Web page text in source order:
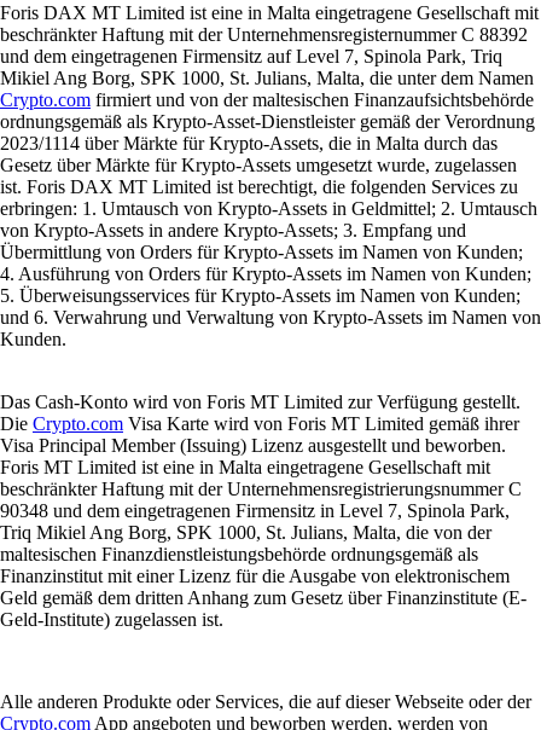
Foris DAX MT Limited ist eine in Malta eingetragene Gesellschaft mit
beschränkter Haftung mit der Unternehmensregisternummer C 88392
und dem eingetragenen Firmensitz auf Level 7, Spinola Park, Triq
Mikiel Ang Borg, SPK 1000, St. Julians, Malta, die unter dem Namen
Crypto.com firmiert und von der maltesischen Finanzaufsichtsbehörde
ordnungsgemäß als Krypto-Asset-Dienstleister gemäß der Verordnung
2023/1114 über Märkte für Krypto-Assets, die in Malta durch das
Gesetz über Märkte für Krypto-Assets umgesetzt wurde, zugelassen
ist. Foris DAX MT Limited ist berechtigt, die folgenden Services zu
erbringen: 1. Umtausch von Krypto-Assets in Geldmittel; 2. Umtausch
von Krypto-Assets in andere Krypto-Assets; 3. Empfang und
Übermittlung von Orders für Krypto-Assets im Namen von Kunden;
4. Ausführung von Orders für Krypto-Assets im Namen von Kunden;
5. Überweisungsservices für Krypto-Assets im Namen von Kunden;
und 6. Verwahrung und Verwaltung von Krypto-Assets im Namen von
Kunden.
Das Cash-Konto wird von Foris MT Limited zur Verfügung gestellt.
Die Crypto.com Visa Karte wird von Foris MT Limited gemäß ihrer
Visa Principal Member (Issuing) Lizenz ausgestellt und beworben.
Foris MT Limited ist eine in Malta eingetragene Gesellschaft mit
beschränkter Haftung mit der Unternehmensregistrierungsnummer C
90348 und dem eingetragenen Firmensitz in Level 7, Spinola Park,
Triq Mikiel Ang Borg, SPK 1000, St. Julians, Malta, die von der
maltesischen Finanzdienstleistungsbehörde ordnungsgemäß als
Finanzinstitut mit einer Lizenz für die Ausgabe von elektronischem
Geld gemäß dem dritten Anhang zum Gesetz über Finanzinstitute (E-
Geld-Institute) zugelassen ist.
Alle anderen Produkte oder Services, die auf dieser Webseite oder der
Crypto.com App angeboten und beworben werden, werden von